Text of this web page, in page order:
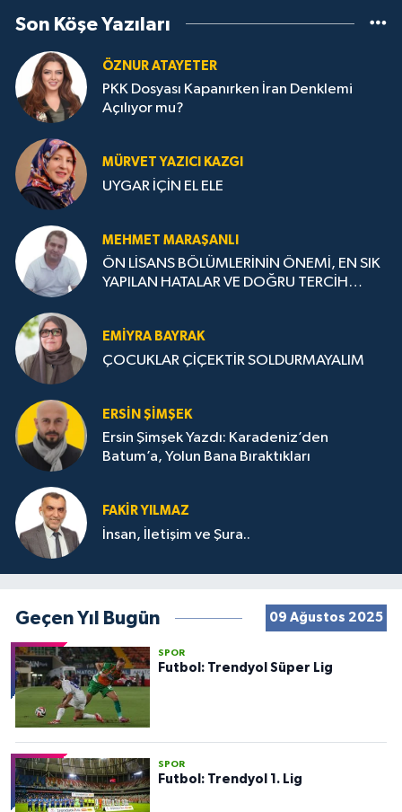
Son Köşe Yazıları
ÖZNUR ATAYETER
PKK Dosyası Kapanırken İran Denklemi
Açılıyor mu?
MÜRVET YAZICI KAZGI
UYGAR İÇİN EL ELE
MEHMET MARAŞANLI
ÖN LİSANS BÖLÜMLERİNİN ÖNEMİ, EN SIK
YAPILAN HATALAR VE DOĞRU TERCİH
EMIYRA BAYRAK
ÇOCUKLAR ÇİÇEKTİR SOLDURMAYALIM
ERSIN ŞIMŞEK
Ersin Şimşek Yazdı: Karadeniz’den
Batum’a, Yolun Bana Bıraktıkları
FAKIR YILMAZ
İnsan, İletişim ve Şura..
Geçen Yıl Bugün 09 Ağustos 2025
SPOR
Futbol: Trendyol Süper Lig
SPOR
Futbol: Trendyol 1. Lig